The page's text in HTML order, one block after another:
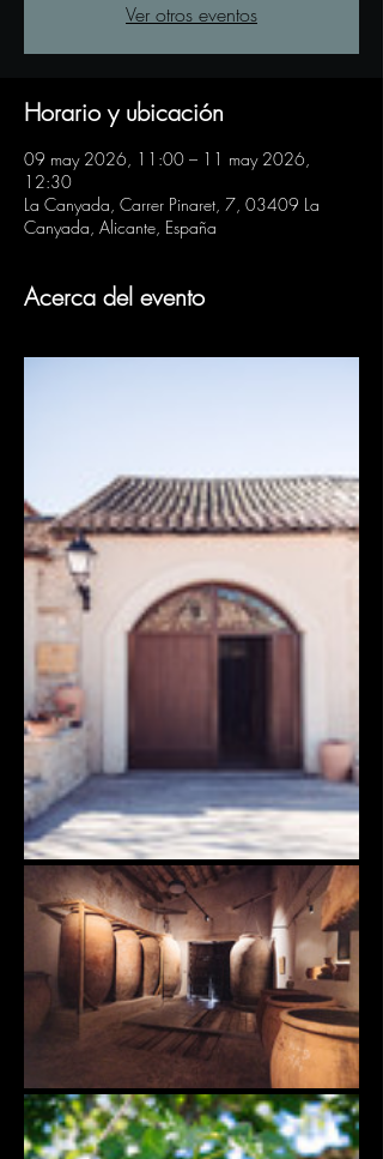
Ver otros eventos
Horario y ubicación
09 may 2026, 11:00 – 11 may 2026,
12:30
La Canyada, Carrer Pinaret, 7, 03409 La
Canyada, Alicante, España
Acerca del evento